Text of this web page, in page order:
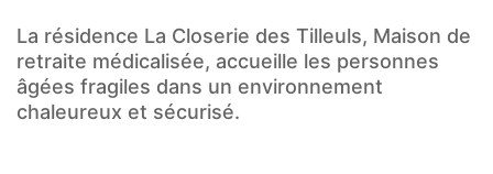
La résidence La Closerie des Tilleuls, Maison de
retraite médicalisée, accueille les personnes
âgées fragiles dans un environnement
chaleureux et sécurisé.